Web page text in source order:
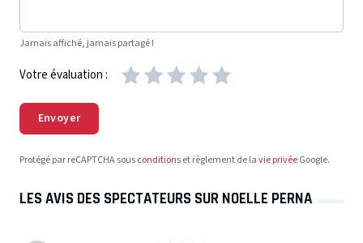
Jamais affiché, jamais partagé !
Votre évaluation :
Envoyer
Protégé par reCAPTCHA sousconditionset règlement de lavie privéeGoogle.
LES AVIS DES SPECTATEURS SUR NOELLE PERNA